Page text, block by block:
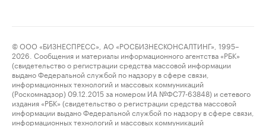
© ООО «БИЗНЕСПРЕСС», АО «РОСБИЗНЕСКОНСАЛТИНГ», 1995–
2026. Сообщения и материалы информационного агентства «РБК»
(свидетельство о регистрации средства массовой информации
выдано Федеральной службой по надзору в сфере связи,
информационных технологий и массовых коммуникаций
(Роскомнадзор) 09.12.2015 за номером ИА №ФС77-63848) и сетевого
издания «РБК» (свидетельство о регистрации средства массовой
информации выдано Федеральной службой по надзору в сфере связи,
информационных технологий и массовых коммуникаций